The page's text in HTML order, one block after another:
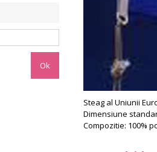
Steag al Uniunii
Dimensiune
Compozitie: 100%